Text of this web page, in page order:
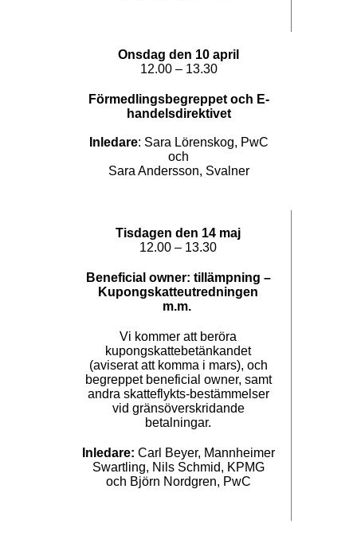
Onsdag den 10 april
12.00 – 13.30
Förmedlingsbegreppet och E-
handelsdirektivet
Inledare: Sara Lörenskog, PwC
och
Sara Andersson, Svalner
Tisdagen den 14 maj
12.00 – 13.30
Beneficial owner: tillämpning –
Kupongskatteutredningen
m.m.
Vi kommer att beröra
kupongskattebetänkandet
(aviserat att komma i mars), och
begreppet beneficial owner, samt
andra skatteflykts-bestämmelser
vid gränsöverskridande
betalningar.
Inledare: Carl Beyer, Mannheimer
Swartling, Nils Schmid, KPMG
och Björn Nordgren, PwC